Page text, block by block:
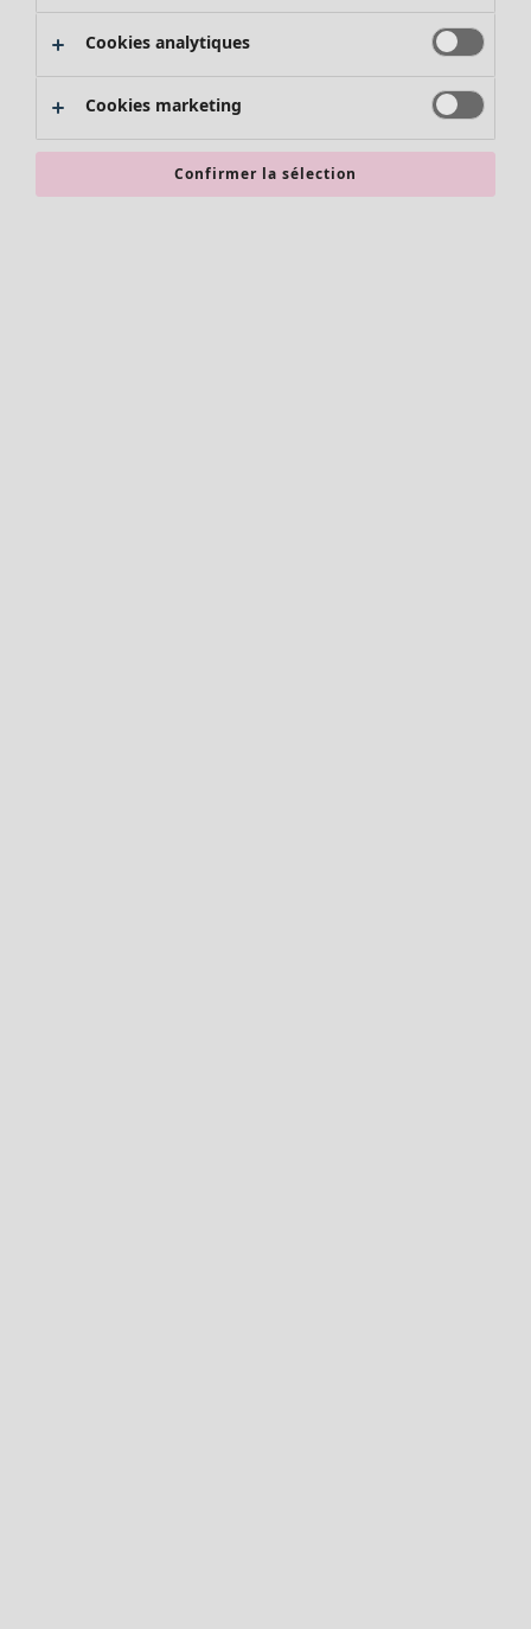
Promos SOLDES
Les promos de Gudrun Sjödén
Nouvel arrivage
Bonnes affaires en soldes - jusqu'à -70
Cookies analytiques
Cookies marketing
Confirmer la sélection